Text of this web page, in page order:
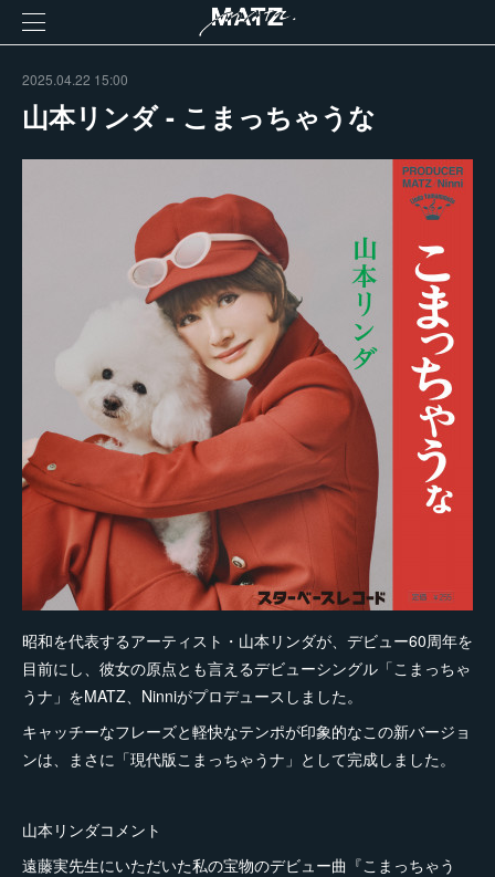
2025.04.22 15:00
山本リンダ - こまっちゃうな
昭和を代表するアーティスト・山本リンダが、デビュー60周年を
目前にし、彼女の原点とも言えるデビューシングル「こまっちゃ
うナ」をMATZ、Ninniがプロデュースしました。
キャッチーなフレーズと軽快なテンポが印象的なこの新バージョ
ンは、まさに「現代版こまっちゃうナ」として完成しました。
山本リンダコメント
遠藤実先生にいただいた私の宝物のデビュー曲『こまっちゃう